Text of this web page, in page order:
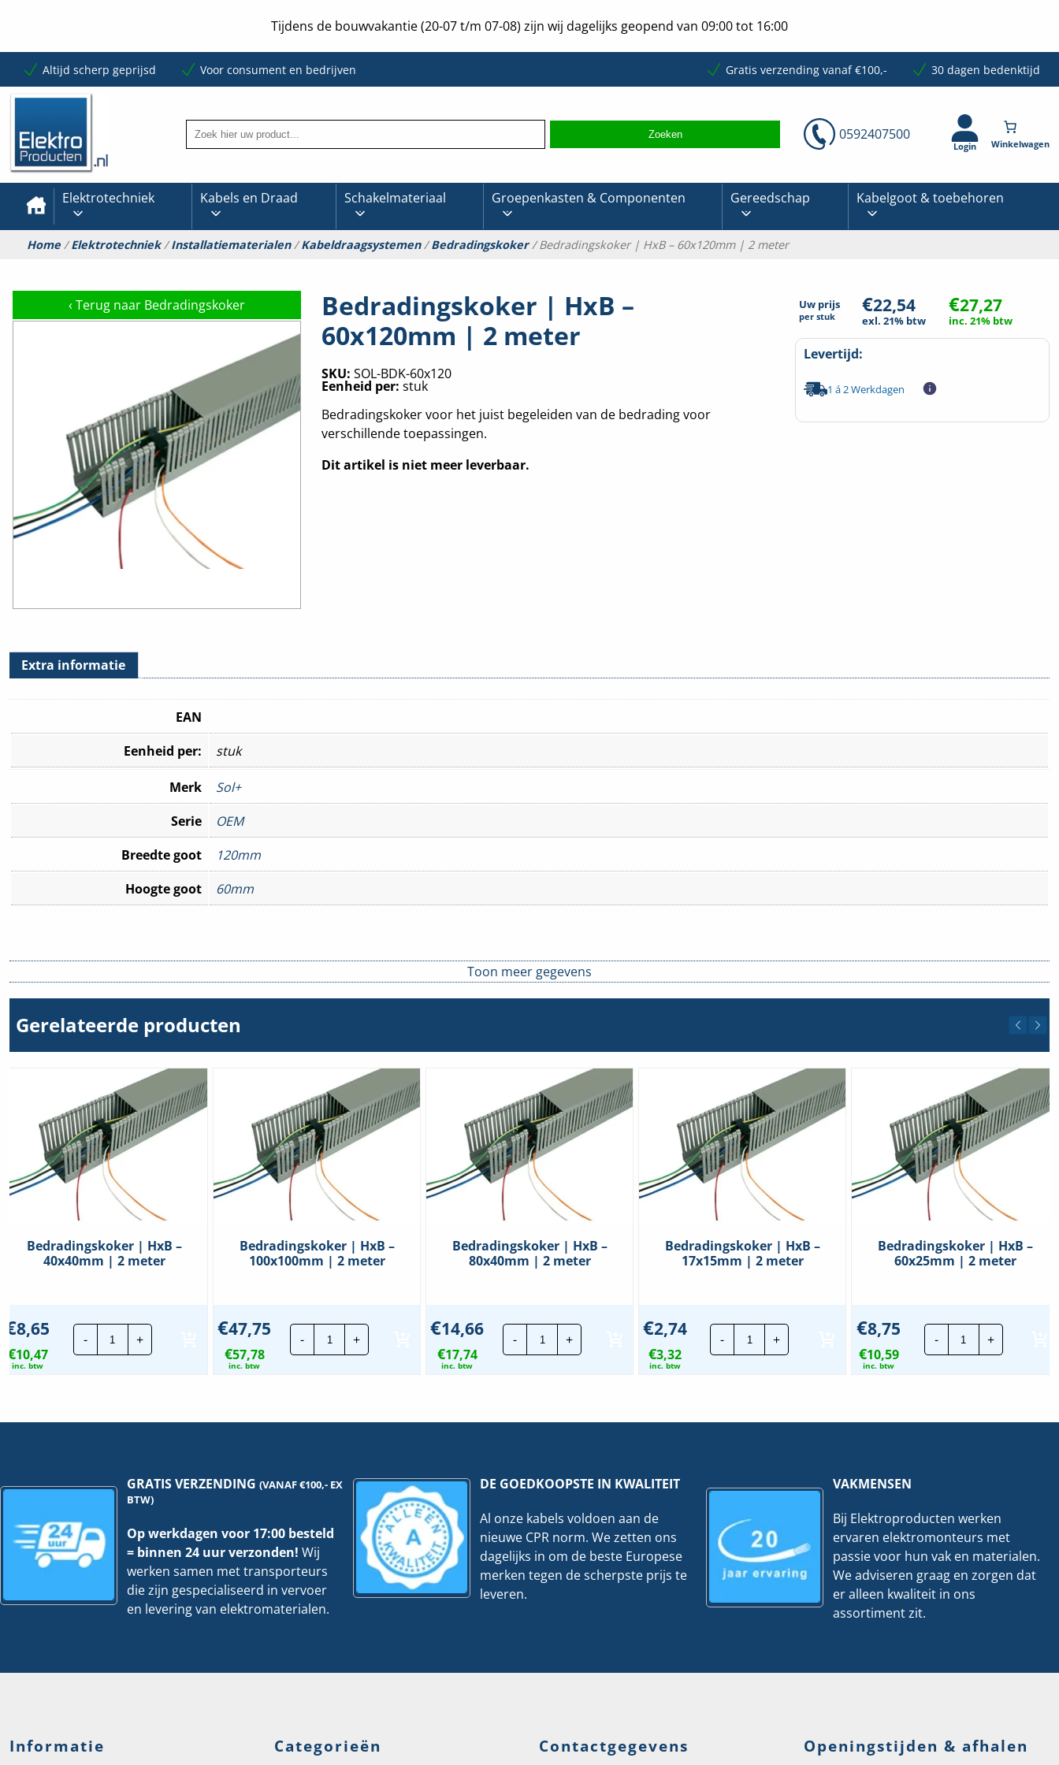
Tijdens de bouwvakantie (20-07 t/m 07-08) zijn wij dagelijks geopend van 09:00 tot 16:00
Altijd scherp geprijsd Voor consument en bedrijven Gratis verzending vanaf €100,- 30 dagen bedenktijd
0592407500
Login
Elektrotechniek Kabels en Draad Schakelmateriaal Groepenkasten & Componenten Gereedschap Kabelgoot & toebehoren
Home/Elektrotechniek/Installatiematerialen/Kabeldraagsystemen/Bedradingskoker/ Bedradingskoker | HxB – 60x120mm | 2 meter
‹ Terug naar Bedradingskoker
Bedradingskoker | HxB –
60x120mm | 2 meter
SKU: SOL-BDK-60x120
Eenheid per: stuk
Bedradingskoker voor het juist begeleiden van de bedrading voor
verschillende toepassingen.
Dit artikel is niet meer leverbaar.
Uw prijs
per stuk €22,54
exl. 21% btw
€27,27
inc. 21% btw
Levertijd:
1 á 2 Werkdagen
Extra informatie
EAN
Eenheid per:
stuk
Merk
Sol+
Serie
OEM
Breedte goot
120mm
Hoogte goot
60mm
Toon meer gegevens
Gerelateerde producten
Bedradingskoker | HxB –
40x40mm | 2 meter
€8,65
€10,47
inc. btw
-
Bedradingskoker
|
HxB
+
Bedradingskoker | HxB –
100x100mm | 2 meter
€47,75
€57,78
inc. btw
-
Bedradingskoker
|
HxB
+
Bedradingskoker | HxB –
80x40mm | 2 meter
€14,66
€17,74
inc. btw
-
Bedradingskoker
|
HxB
+
Bedradingskoker | HxB –
17x15mm | 2 meter
€2,74
€3,32
inc. btw
-
Bedradingskoker
|
HxB
+
Bedradingskoker | HxB –
60x25mm | 2 meter
€8,75
€10,59
inc. btw
- |
HxB
+
GRATIS VERZENDING(VANAF €100,- EX
BTW)
Op werkdagen voor 17:00 besteld
= binnen 24 uur verzonden! Wij
werken samen met transporteurs
die zijn gespecialiseerd in vervoer
en levering van elektromaterialen.
DE GOEDKOOPSTE IN KWALITEIT
Al onze kabels voldoen aan de
nieuwe CPR norm. We zetten ons
dagelijks in om de beste Europese
merken tegen de scherpste prijs te
leveren.
VAKMENSEN
Bij Elektroproducten werken
ervaren elektromonteurs met
passie voor hun vak en materialen.
We adviseren graag en zorgen dat
er alleen kwaliteit in ons
assortiment zit.
Informatie Categorieën Contactgegevens Openingstijden & afhalen